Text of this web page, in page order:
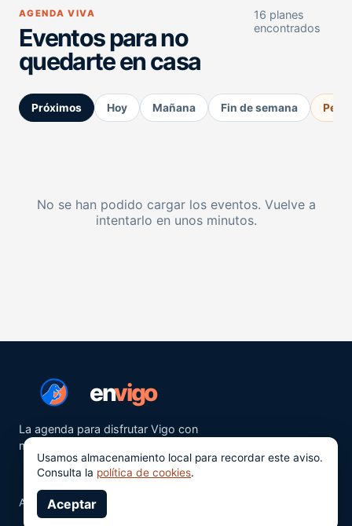
AGENDA VIVA
Eventos para no
quedarte en casa
16 planes
encontrados
Próximos Hoy Mañana Fin de semana
No se han podido cargar los eventos. Vuelve a
intentarlo en unos minutos.
envigo
La agenda para disfrutar Vigo con
más ganas.
Aviso legalPrivacidad
Usamos almacenamiento local para recordar este aviso.
Consulta la política de cookies.
Aceptar